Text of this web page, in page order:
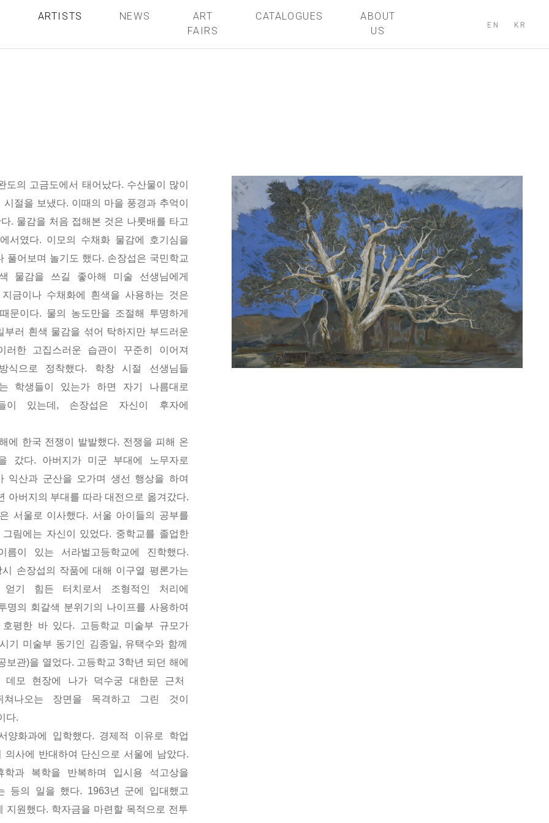
ARTISTS NEWS
ART
FAIRS
CATALOGUES
ABOUT
US
EN KR
도의 고금도에서 태어났다. 수산물이 많이
시절을 보냈다. 이때의 마을 풍경과 추억이
. 물감을 처음 접해본 것은 나룻배를 타고
서였다. 이모의 수채화 물감에 호기심을
풀어보며 놀기도 했다. 손장섭은 국민학교
물감을 쓰길 좋아해 미술 선생님에게
금이나 수채화에 흰색을 사용하는 것은
문이다. 물의 농도만을 조절해 투명하게
부러 흰색 물감을 섞어 탁하지만 부드러운
러한 고집스러운 습관이 꾸준히 이어져
식으로 정착했다. 학창 시절 선생님들
학생들이 있는가 하면 자기 나름대로
이 있는데 , 손장섭은 자신이 후자에
에 한국 전쟁이 발발했다. 전쟁을 피해 온
갔다. 아버지가 미군 부대에 노무자로
익산과 군산을 오가며 생선 행상을 하여
아버지의 부대를 따라 대전으로 옮겨갔다.
서울로 이사했다. 서울 아이들의 공부를
림에는 자신이 있었다. 중학교를 졸업한
이 있는 서라벌고등학교에 진학했다.
손장섭의 작품에 대해 이구열 평론가는
얻기 힘든 터치로서 조형적인 처리에
명의 회갈색 분위기의 나이프를 사용하여
호평한 바 있다.
고등학교 미술부 규모가
기 미술부 동기인 김종일, 유택수와 함께
보관)을 열었다. 고등학교 3학년 되던 해에
데모 현장에 나가 덕수궁 대한문 근처
나오는 장면을 목격하고 그린 것이
다.
양화과에 입학했다. 경제적 이유로 학업
의사에 반대하여 단신으로 서울에 남았다.
과 복학을 반복하며 입시용 석고상을
등의 일을 했다. 1963년 군에 입대했고
지원했다. 학자금을 마련할 목적으로 전투